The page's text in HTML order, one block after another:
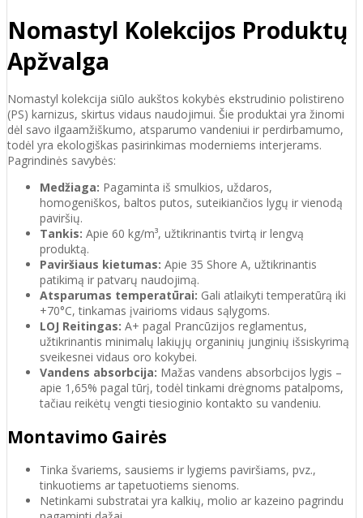
Nomastyl Kolekcijos Produktų
Apžvalga
Nomastyl kolekcija siūlo aukštos kokybės ekstrudinio polistireno
(PS) karnizus, skirtus vidaus naudojimui. Šie produktai yra žinomi
dėl savo ilgaamžiškumo, atsparumo vandeniui ir perdirbamumo,
todėl yra ekologiškas pasirinkimas moderniems interjerams.
Pagrindinės savybės:
Medžiaga: Pagaminta iš smulkios, uždaros,
homogeniškos, baltos putos, suteikiančios lygų ir vienodą
paviršių.
Tankis: Apie 60 kg/m³, užtikrinantis tvirtą ir lengvą
produktą.
Paviršiaus kietumas: Apie 35 Shore A, užtikrinantis
patikimą ir patvarų naudojimą.
Atsparumas temperatūrai: Gali atlaikyti temperatūrą iki
+70°C, tinkamas įvairioms vidaus sąlygoms.
LOJ Reitingas: A+ pagal Prancūzijos reglamentus,
užtikrinantis minimalų lakiųjų organinių junginių išsiskyrimą
sveikesnei vidaus oro kokybei.
Vandens absorbcija: Mažas vandens absorbcijos lygis –
apie 1,65% pagal tūrį, todėl tinkami drėgnoms patalpoms,
tačiau reikėtų vengti tiesioginio kontakto su vandeniu.
Montavimo Gairės
Tinka švariems, sausiems ir lygiems paviršiams, pvz.,
tinkuotiems ar tapetuotiems sienoms.
Netinkami substratai yra kalkių, molio ar kazeino pagrindu